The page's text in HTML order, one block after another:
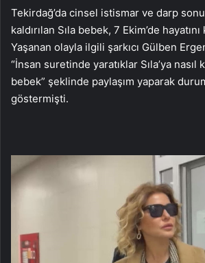
Tekirdağ’da cinsel istismar ve darp
kaldırılan Sıla bebek, 7 Ekim’de
Yaşanan olayla ilgili şarkıcı Gülben
“İnsan suretinde yaratıklar Sıla’ya nasıl
bebek” şeklinde paylaşım yaparak
göstermişti.